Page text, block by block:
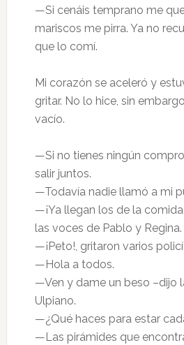
—Si cenáis temprano me
mariscos me pirra. Ya no
que lo comí.
Mi corazón se aceleró y
gritar. No lo hice, sin
vacío.
—Si no tienes ningún
salir juntos.
—Todavía nadie llamó a mi
—¡Ya llegan los de la
las voces de Pablo y Regina.
—¡Peto!, gritaron varios
—Hola a todos.
—Ven y dame un beso –dijo
Ulpiano.
—¿Qué haces para estar
—Las pirámides que